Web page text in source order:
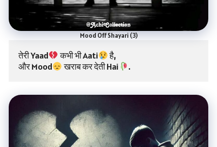
Mood Off Shayari (3)
तेरी Yaad कभी भी Aati
है,
और Mood
खराब कर देती Hai .